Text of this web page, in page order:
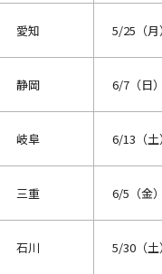
愛知 5/25（月
静岡 6/7（日
岐阜 6/13（土
三重 6/5（金
石川 5/30（土